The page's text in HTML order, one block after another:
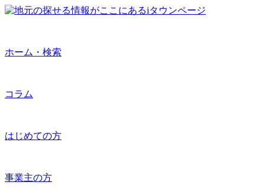
ホーム・検索
コラム
はじめての方
事業主の方